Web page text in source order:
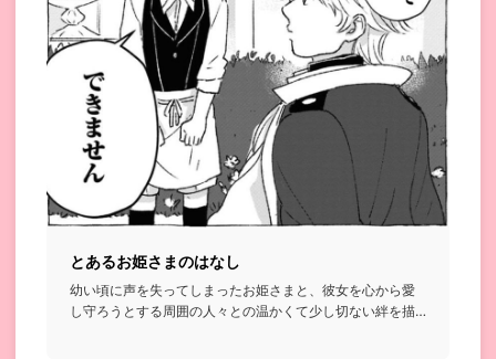
とあるお姫さまのはなし
幼い頃に声を失ってしまったお姫さまと、彼女を心から愛
し守ろうとする周囲の人々との温かくて少し切ない絆を描